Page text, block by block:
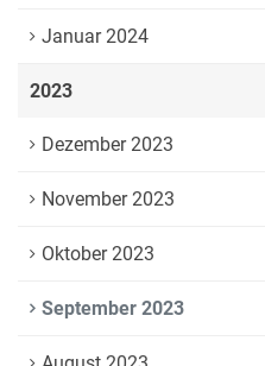
Januar 2024
2023
Dezember 2023
November 2023
Oktober 2023
September 2023